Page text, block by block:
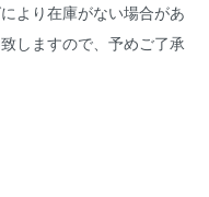
より在庫がない場合があ
しますので、予めご了承